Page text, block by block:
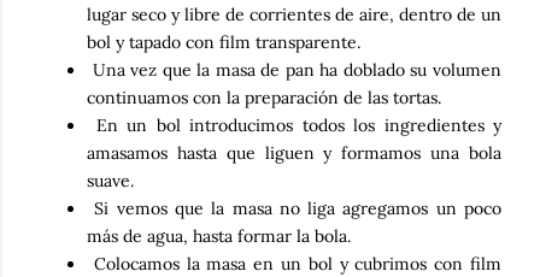
lugar seco y libre de corrientes de aire, dentro de un
bol y tapado con film transparente.
Una vez que la masa de pan ha doblado su volumen
continuamos con la preparación de las tortas.
En un bol introducimos todos los ingredientes y
amasamos hasta que liguen y formamos una bola
suave.
Si vemos que la masa no liga agregamos un poco
más de agua, hasta formar la bola.
Colocamos la masa en un bol y cubrimos con film